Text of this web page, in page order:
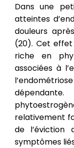
Dans une
atteintes
douleurs
(20). Cet effet
riche en
associées à
relativement
de l’éviction
symptômes